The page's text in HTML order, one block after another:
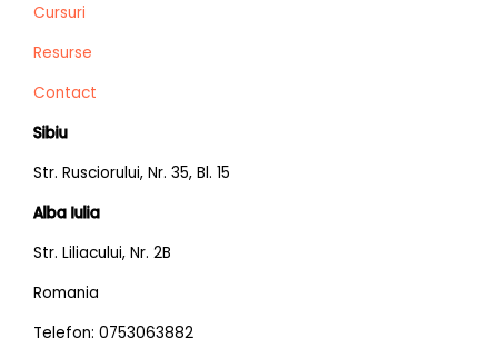
Cursuri
Resurse
Contact
Sibiu
Str. Rusciorului, Nr. 35, Bl. 15
Alba Iulia
Str. Liliacului, Nr. 2B
Romania
Telefon: 0753063882